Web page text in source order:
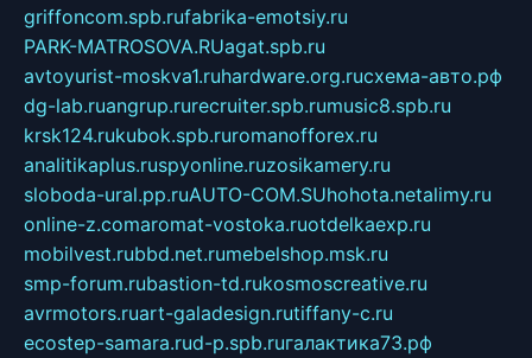
griffoncom.spb.rufabrika-emotsiy.ru
PARK-MATROSOVA.RUagat.spb.ru
avtoyurist-moskva1.ruhardware.org.ruсхема-авто.рф
dg-lab.ruangrup.rurecruiter.spb.rumusic8.spb.ru
krsk124.rukubok.spb.ruromanofforex.ru
analitikaplus.ruspyonline.ruzosikamery.ru
sloboda-ural.pp.ruAUTO-COM.SUhohota.netalimy.ru
online-z.comaromat-vostoka.ruotdelkaexp.ru
mobilvest.rubbd.net.rumebelshop.msk.ru
smp-forum.rubastion-td.rukosmoscreative.ru
avrmotors.ruart-galadesign.rutiffany-c.ru
ecostep-samara.rud-p.spb.ruгалактика73.рф